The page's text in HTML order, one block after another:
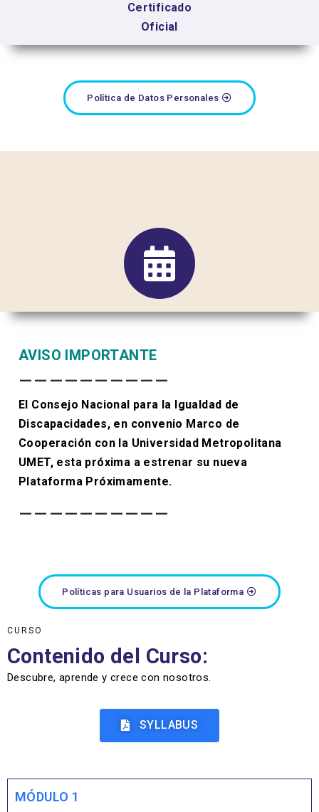
Certificado
Oficial
Política de Datos Personales
AVISO IMPORTANTE
——————————
El Consejo Nacional para la Igualdad de
Discapacidades, en convenio Marco de
Cooperación con la Universidad Metropolitana
UMET, esta próxima a estrenar su nueva
Plataforma Próximamente.
——————————
Políticas para Usuarios de la Plataforma
CURSO
Contenido del Curso:
Descubre, aprende y crece con nosotros.
SYLLABUS
MÓDULO 1